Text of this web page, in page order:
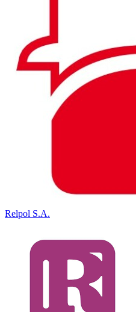
Relpol S.A.